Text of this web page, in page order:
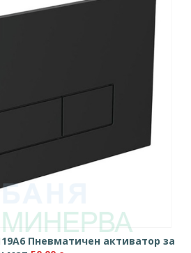
Пневматичен активатор за